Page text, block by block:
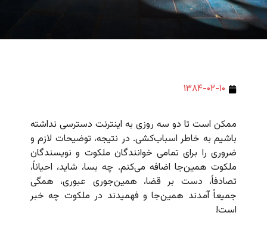
۱۳۸۴-۰۲-۱۰
ممکن است تا دو سه روزی به اینترنت دسترسی نداشته
باشیم به خاطر اسباب‌کشی. در نتیجه، توضیحات لازم و
ضروری را برای تمامی خوانندگان ملکوت و نویسندگان
ملکوت همین‌جا اضافه می‌کنم. چه بسا، شاید، احیاناً،
تصادفاً، دست بر قضا، همین‌جوری عبوری، همگی
جمیعاً آمدند همین‌جا و فهمیدند در ملکوت چه خبر
است!